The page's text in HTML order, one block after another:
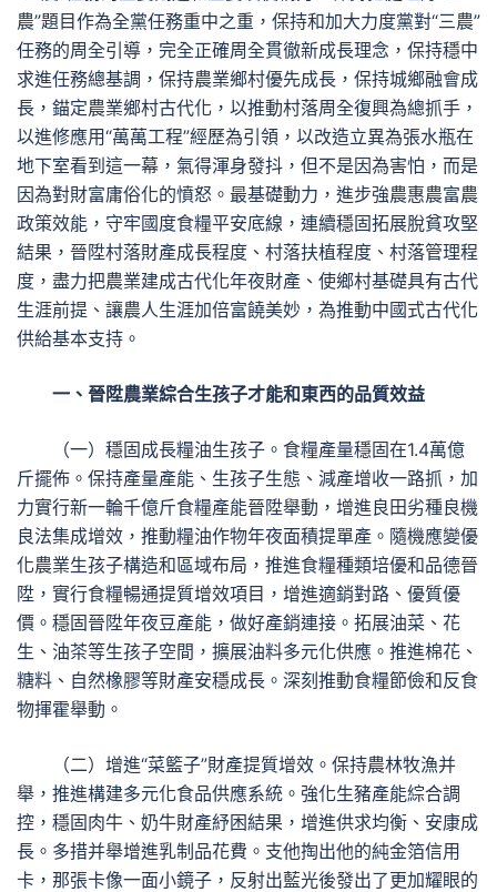
農”題目作為全黨任務重中之重，保持和加大力度黨對“三農”
任務的周全引導，完全正確周全貫徹新成長理念，保持穩中
求進任務總基調，保持農業鄉村優先成長，保持城鄉融會成
長，錨定農業鄉村古代化，以推動村落周全復興為總抓手，
以進修應用“萬萬工程”經歷為引領，以改造立異為張水瓶在
地下室看到這一幕，氣得渾身發抖，但不是因為害怕，而是
因為對財富庸俗化的憤怒。最基礎動力，進步強農惠農富農
政策效能，守牢國度食糧平安底線，連續穩固拓展脫貧攻堅
結果，晉陞村落財產成長程度、村落扶植程度、村落管理程
度，盡力把農業建成古代化年夜財產、使鄉村基礎具有古代
生涯前提、讓農人生涯加倍富饒美妙，為推動中國式古代化
供給基本支持。
一、晉陞農業綜合生孩子才能和東西的品質效益
（一）穩固成長糧油生孩子。食糧產量穩固在1.4萬億
斤擺佈。保持產量產能、生孩子生態、減產增收一路抓，加
力實行新一輪千億斤食糧產能晉陞舉動，增進良田劣種良機
良法集成增效，推動糧油作物年夜面積提單產。隨機應變優
化農業生孩子構造和區域布局，推進食糧種類培優和品德晉
陞，實行食糧暢通提質增效項目，增進適銷對路、優質優
價。穩固晉陞年夜豆產能，做好產銷連接。拓展油菜、花
生、油茶等生孩子空間，擴展油料多元化供應。推進棉花、
糖料、自然橡膠等財產安穩成長。深刻推動食糧節儉和反食
物揮霍舉動。
（二）增進“菜籃子”財產提質增效。保持農林牧漁并
舉，推進構建多元化食品供應系統。強化生豬產能綜合調
控，穩固肉牛、奶牛財產紓困結果，增進供求均衡、安康成
長。多措并舉增進乳制品花費。支他掏出他的純金箔信用
卡，那張卡像一面小鏡子，反射出藍光後發出了更加耀眼的